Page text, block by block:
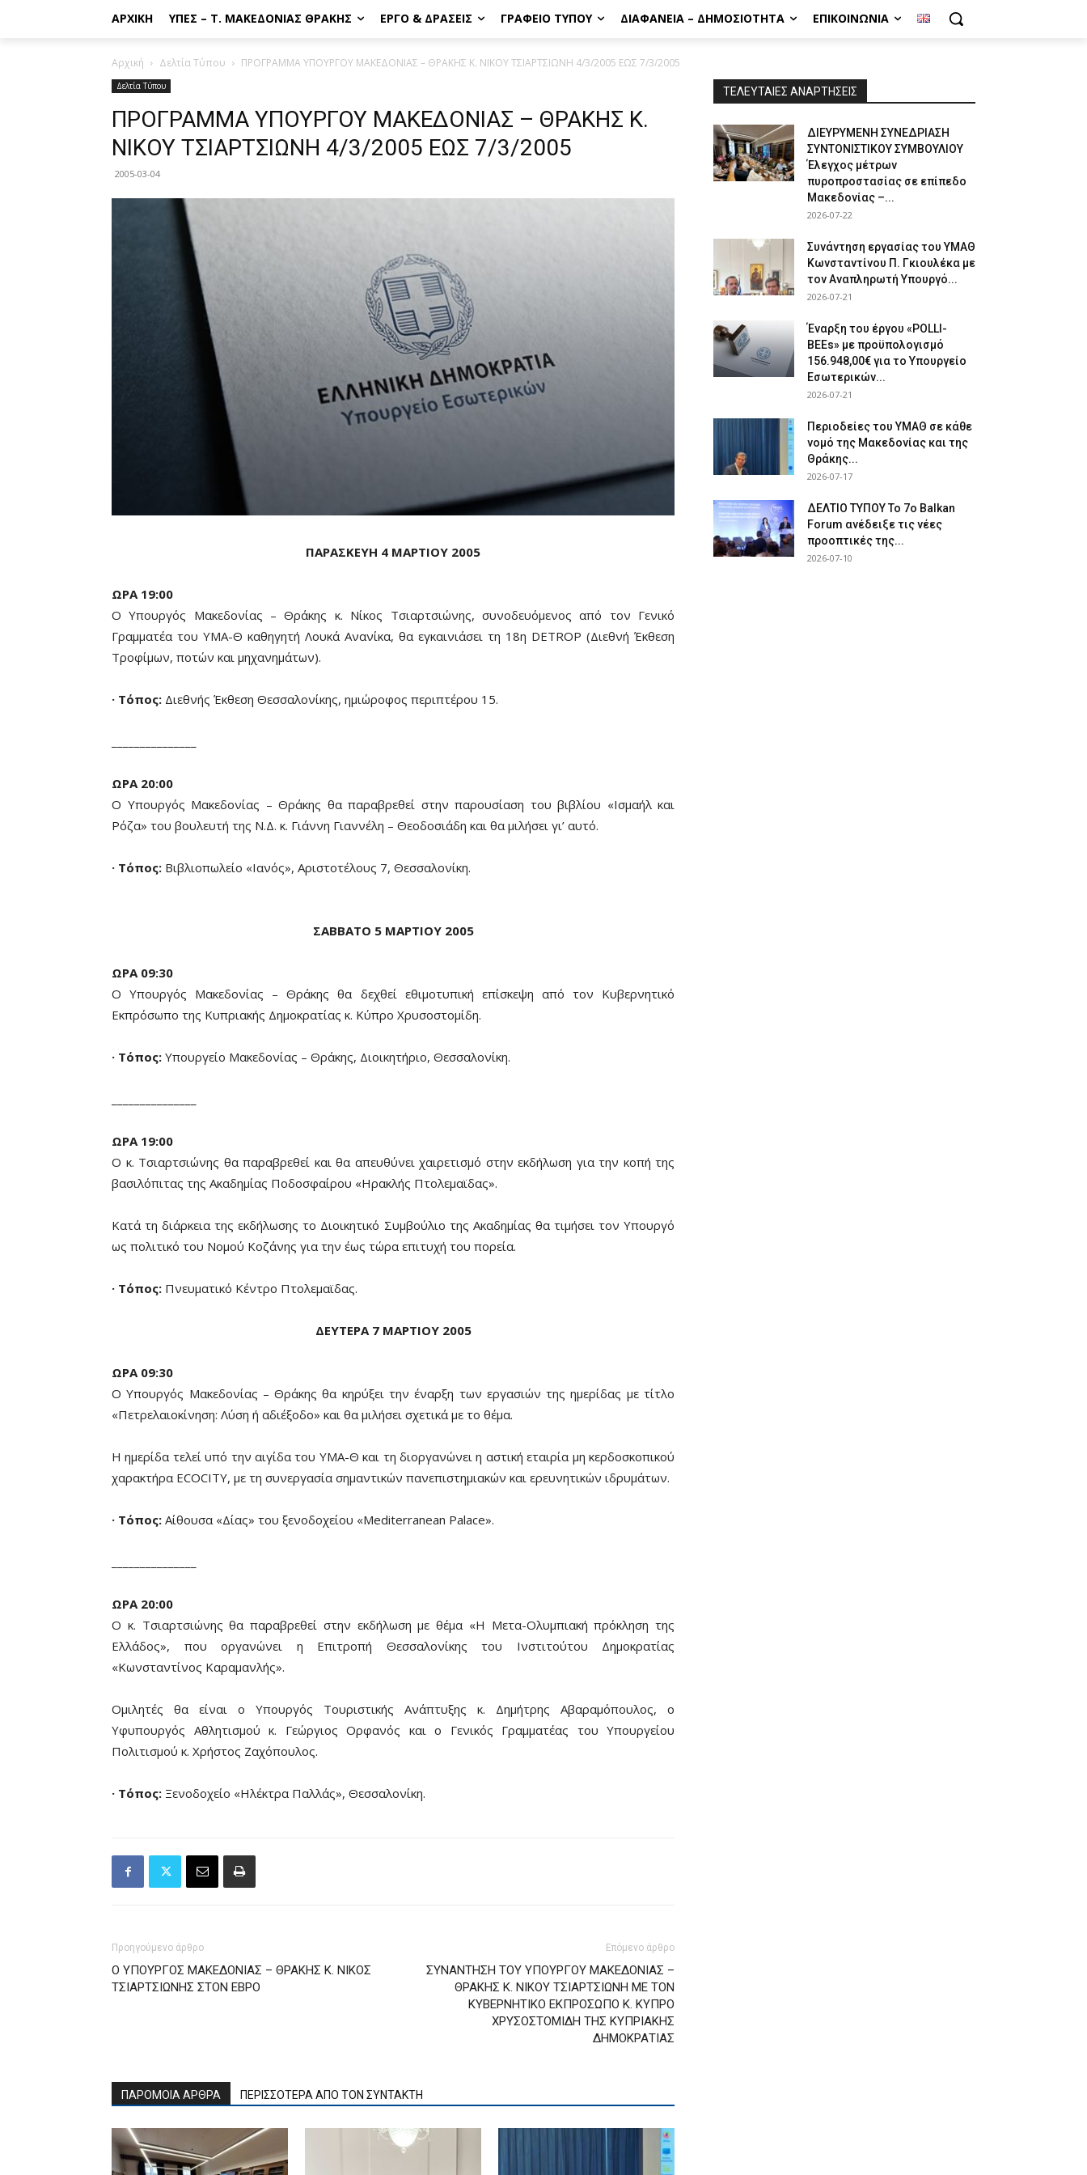
ΑΡΧΙΚΉ ΥΠΕΣ – Τ. ΜΑΚΕΔΟΝΊΑΣ ΘΡΆΚΗΣ ΈΡΓΟ & ΔΡΆΣΕΙΣ ΓΡΑΦΕΊΟ ΤΎΠΟΥ ΔΙΑΦΆΝΕΙΑ – ΔΗΜΟΣΙΌΤΗΤΑ ΕΠΙΚΟΙΝΩΝΊΑ
Αρχική Δελτία Τύπου ΠΡΟΓΡΑΜΜΑ ΥΠΟΥΡΓΟΥ ΜΑΚΕΔΟΝΙΑΣ – ΘΡΑΚΗΣ Κ. ΝΙΚΟΥ ΤΣΙΑΡΤΣΙΩΝΗ 4/3/2005 ΕΩΣ 7/3/2005
Δελτία Τύπου
ΠΡΟΓΡΑΜΜΑ ΥΠΟΥΡΓΟΥ ΜΑΚΕΔΟΝΙΑΣ – ΘΡΑΚΗΣ Κ.
ΝΙΚΟΥ ΤΣΙΑΡΤΣΙΩΝΗ 4/3/2005 ΕΩΣ 7/3/2005
2005-03-04
ΠΑΡΑΣΚΕΥΗ 4 ΜΑΡΤΙΟΥ 2005
ΩΡΑ 19:00
Ο Υπουργός Μακεδονίας – Θράκης κ. Νίκος Τσιαρτσιώνης, συνοδευόμενος από τον Γενικό
Γραμματέα του ΥΜΑ-Θ καθηγητή Λουκά Ανανίκα, θα εγκαινιάσει τη 18η DETROP (Διεθνή Έκθεση
Τροφίμων, ποτών και μηχανημάτων).
· Τόπος: Διεθνής Έκθεση Θεσσαλονίκης, ημιώροφος περιπτέρου 15.
ΩΡΑ 20:00
Ο Υπουργός Μακεδονίας – Θράκης θα παραβρεθεί στην παρουσίαση του βιβλίου «Ισμαήλ και
Ρόζα» του βουλευτή της Ν.Δ. κ. Γιάννη Γιαννέλη – Θεοδοσιάδη και θα μιλήσει γι’ αυτό.
· Τόπος: Βιβλιοπωλείο «Ιανός», Αριστοτέλους 7, Θεσσαλονίκη.
ΣΑΒΒΑΤΟ 5 ΜΑΡΤΙΟΥ 2005
ΩΡΑ 09:30
Ο Υπουργός Μακεδονίας – Θράκης θα δεχθεί εθιμοτυπική επίσκεψη από τον Κυβερνητικό
Εκπρόσωπο της Κυπριακής Δημοκρατίας κ. Κύπρο Χρυσοστομίδη.
· Τόπος: Υπουργείο Μακεδονίας – Θράκης, Διοικητήριο, Θεσσαλονίκη.
ΩΡΑ 19:00
Ο κ. Τσιαρτσιώνης θα παραβρεθεί και θα απευθύνει χαιρετισμό στην εκδήλωση για την κοπή της
βασιλόπιτας της Ακαδημίας Ποδοσφαίρου «Ηρακλής Πτολεμαϊδας».
Κατά τη διάρκεια της εκδήλωσης το Διοικητικό Συμβούλιο της Ακαδημίας θα τιμήσει τον Υπουργό
ως πολιτικό του Νομού Κοζάνης για την έως τώρα επιτυχή του πορεία.
· Τόπος: Πνευματικό Κέντρο Πτολεμαϊδας.
ΔΕΥΤΕΡΑ 7 ΜΑΡΤΙΟΥ 2005
ΩΡΑ 09:30
Ο Υπουργός Μακεδονίας – Θράκης θα κηρύξει την έναρξη των εργασιών της ημερίδας με τίτλο
«Πετρελαιοκίνηση: Λύση ή αδιέξοδο» και θα μιλήσει σχετικά με το θέμα.
H ημερίδα τελεί υπό την αιγίδα του ΥΜΑ-Θ και τη διοργανώνει η αστική εταιρία μη κερδοσκοπικού
χαρακτήρα ECOCITY, με τη συνεργασία σημαντικών πανεπιστημιακών και ερευνητικών ιδρυμάτων.
· Τόπος: Αίθουσα «Δίας» του ξενοδοχείου «Mediterranean Palace».
ΩΡΑ 20:00
Ο κ. Τσιαρτσιώνης θα παραβρεθεί στην εκδήλωση με θέμα «Η Μετα-Ολυμπιακή πρόκληση της
Ελλάδος», που οργανώνει η Επιτροπή Θεσσαλονίκης του Ινστιτούτου Δημοκρατίας
«Κωνσταντίνος Καραμανλής».
Ομιλητές θα είναι ο Υπουργός Τουριστικής Ανάπτυξης κ. Δημήτρης Αβαραμόπουλος, ο
Υφυπουργός Αθλητισμού κ. Γεώργιος Ορφανός και ο Γενικός Γραμματέας του Υπουργείου
Πολιτισμού κ. Χρήστος Ζαχόπουλος.
· Τόπος: Ξενοδοχείο «Ηλέκτρα Παλλάς», Θεσσαλονίκη.
Προηγούμενο άρθρο
Ο ΥΠΟΥΡΓΟΣ ΜΑΚΕΔΟΝΙΑΣ – ΘΡΑΚΗΣ Κ. ΝΙΚΟΣ
ΤΣΙΑΡΤΣΙΩΝΗΣ ΣΤΟΝ ΕΒΡΟ
Επόμενο άρθρο
ΣΥΝΑΝΤΗΣΗ ΤΟΥ ΥΠΟΥΡΓΟΥ ΜΑΚΕΔΟΝΙΑΣ –
ΘΡΑΚΗΣ Κ. ΝΙΚΟΥ ΤΣΙΑΡΤΣΙΩΝΗ ΜΕ ΤΟΝ
ΚΥΒΕΡΝΗΤΙΚΟ ΕΚΠΡΟΣΩΠΟ Κ. ΚΥΠΡΟ
ΧΡΥΣΟΣΤΟΜΙΔΗ ΤΗΣ ΚΥΠΡΙΑΚΗΣ
ΔΗΜΟΚΡΑΤΙΑΣ
ΠΑΡΟΜΟΙΑ ΑΡΘΡΑ ΠΕΡΙΣΣΟΤΕΡΑ ΑΠΟ ΤΟΝ ΣΥΝΤΑΚΤΗ
ΤΕΛΕΥΤΑΙΕΣ ΑΝΑΡΤΗΣΕΙΣ
ΔΙΕΥΡΥΜΕΝΗ ΣΥΝΕΔΡΙΑΣΗ
ΣΥΝΤΟΝΙΣΤΙΚΟΥ ΣΥΜΒΟΥΛΙΟΥ
Έλεγχος μέτρων
πυροπροστασίας σε επίπεδο
Μακεδονίας –...
2026-07-22
Συνάντηση εργασίας του ΥΜΑΘ
Κωνσταντίνου Π. Γκιουλέκα με
τον Αναπληρωτή Υπουργό...
2026-07-21
Έναρξη του έργου «POLLI-
BEEs» με προϋπολογισμό
156.948,00€ για το Υπουργείο
Εσωτερικών...
2026-07-21
Περιοδείες του ΥΜΑΘ σε κάθε
νομό της Μακεδονίας και της
Θράκης...
2026-07-17
ΔΕΛΤΙΟ ΤΥΠΟΥ Το 7ο Balkan
Forum ανέδειξε τις νέες
προοπτικές της...
2026-07-10